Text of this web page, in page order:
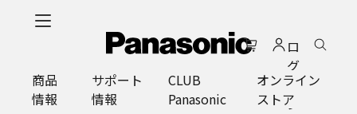
ロ
グ
イ
ン
商品
情報
サポート
情報
CLUB
Panasonic
オンライン
ストア